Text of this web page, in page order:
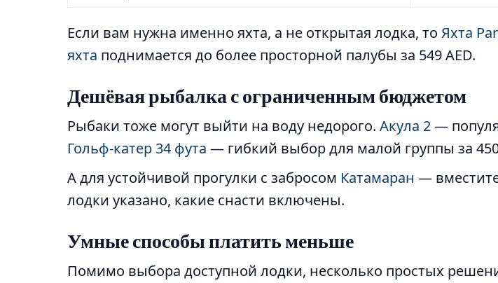
Если вам нужна именно яхта, а не открытая лодка, то Яхта
яхта поднимается до более просторной палубы за 549 AED.
Дешёвая рыбалка с ограниченным бюджетом
Рыбаки тоже могут выйти на воду недорого. Акула 2—
Гольф-катер 34 фута — гибкий выбор для малой группы за 450
А для устойчивой прогулки с забросом Катамаран —
лодки указано, какие снасти включены.
Умные способы платить меньше
Помимо выбора доступной лодки, несколько простых